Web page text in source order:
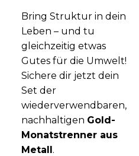
Bring Struktur in dein
Leben – und tu
gleichzeitig etwas
Gutes für die Umwelt!
Sichere dir jetzt dein
Set der
wiederverwendbaren,
nachhaltigen Gold-
Monatstrenner aus
Metall.